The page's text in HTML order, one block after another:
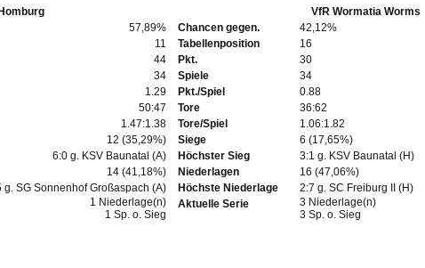
VfR Wormatia Worms
57,89%
Chancen gegen.
42,12%
11
Tabellenposition
16
44
Pkt.
30
34
Spiele
34
1.29
Pkt./Spiel
0.88
50:47
Tore
36:62
1.47:1.38
Tore/Spiel
1.06:1.82
12 (35,29%)
Siege
6 (17,65%)
6:0 g. KSV Baunatal (A)
Höchster Sieg
3:1 g. KSV Baunatal (H)
14 (41,18%)
Niederlagen
16 (47,06%)
g. SG Sonnenhof Großaspach (A)
Höchste Niederlage
2:7 g. SC Freiburg II (H)
1 Niederlage(n)
1 Sp. o. Sieg
Aktuelle Serie
3 Niederlage(n)
3 Sp. o. Sieg